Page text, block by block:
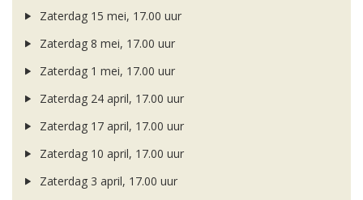
Zaterdag 15 mei, 17.00 uur
Zaterdag 8 mei, 17.00 uur
Zaterdag 1 mei, 17.00 uur
Zaterdag 24 april, 17.00 uur
Zaterdag 17 april, 17.00 uur
Zaterdag 10 april, 17.00 uur
Zaterdag 3 april, 17.00 uur